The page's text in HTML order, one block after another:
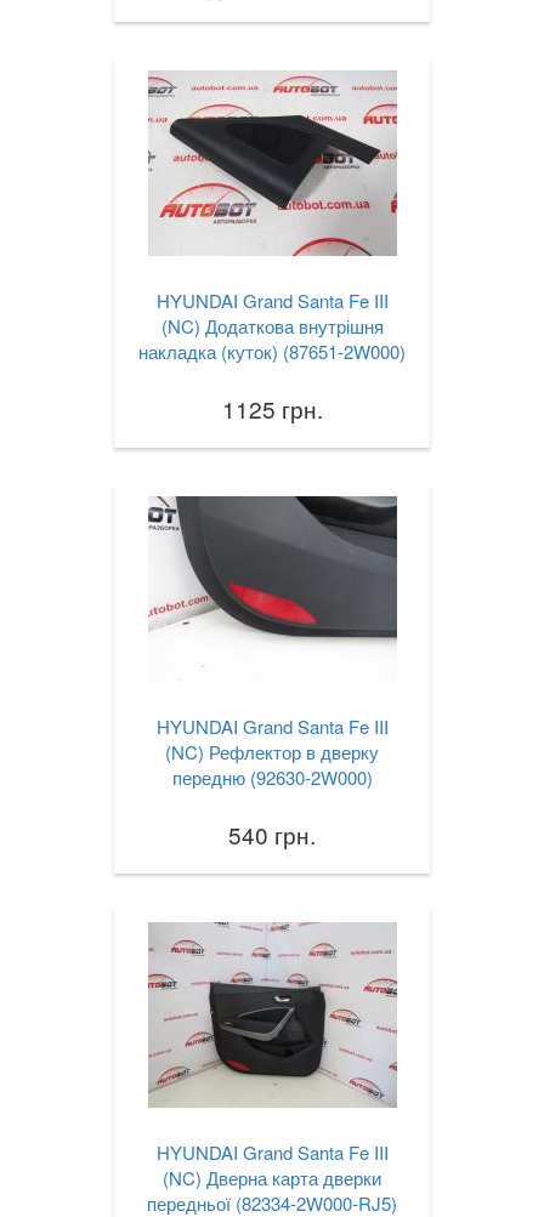
HYUNDAI Grand Santa Fe III
(NC) Додаткова внутрішня
накладка (куток) (87651-2W000)
1125 грн.
HYUNDAI Grand Santa Fe III
(NC) Рефлектор в дверку
передню (92630-2W000)
540 грн.
HYUNDAI Grand Santa Fe III
(NC) Дверна карта дверки
передньої (82334-2W000-RJ5)